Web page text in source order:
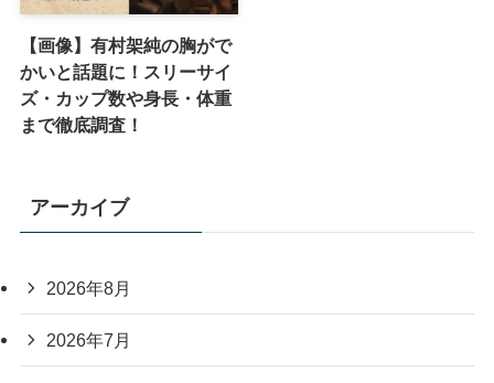
【画像】有村架純の胸がで
かいと話題に！スリーサイ
ズ・カップ数や身長・体重
まで徹底調査！
アーカイブ
2026年8月
2026年7月